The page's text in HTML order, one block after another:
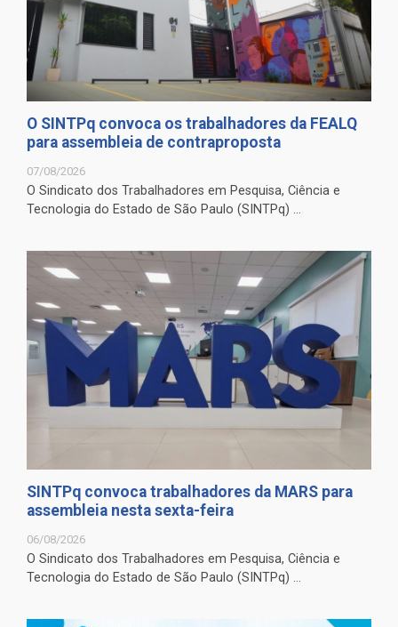
O SINTPq convoca os trabalhadores da FEALQ
para assembleia de contraproposta
07/08/2026
O Sindicato dos Trabalhadores em Pesquisa, Ciência e
Tecnologia do Estado de São Paulo (SINTPq) ...
SINTPq convoca trabalhadores da MARS para
assembleia nesta sexta-feira
06/08/2026
O Sindicato dos Trabalhadores em Pesquisa, Ciência e
Tecnologia do Estado de São Paulo (SINTPq) ...